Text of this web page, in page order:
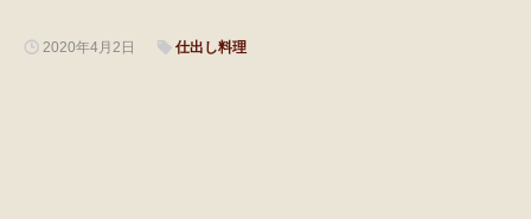
2020年4月2日 仕出し料理